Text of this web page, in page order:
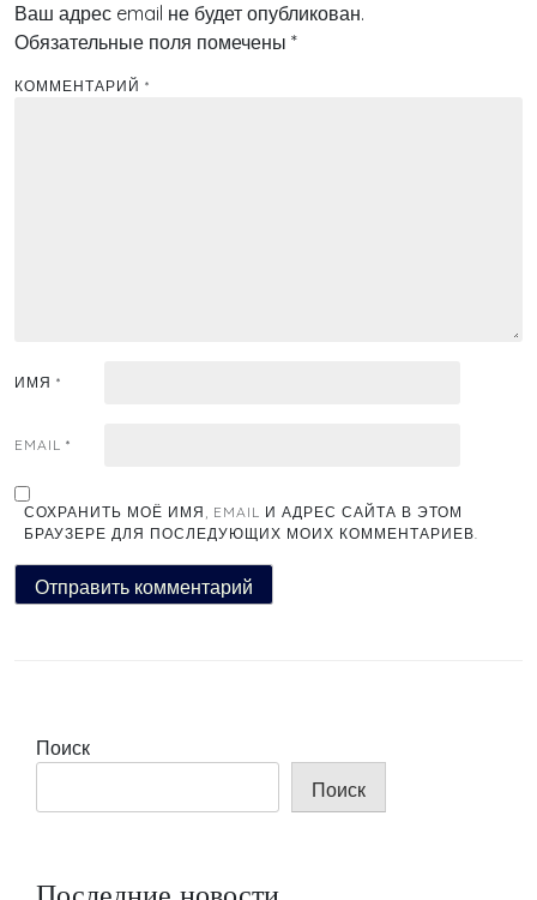
Ваш адрес email не будет опубликован.
Обязательные поля помечены *
КОММЕНТАРИЙ *
ИМЯ *
EMAIL *
СОХРАНИТЬ МОЁ ИМЯ, EMAIL И АДРЕС САЙТА В ЭТОМ
БРАУЗЕРЕ ДЛЯ ПОСЛЕДУЮЩИХ МОИХ КОММЕНТАРИЕВ.
Поиск
Поиск